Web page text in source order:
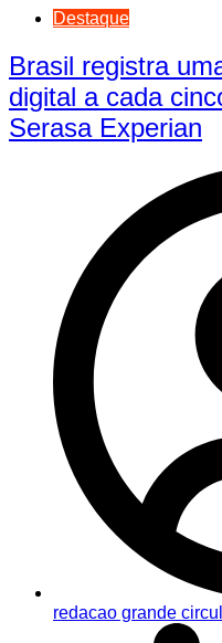
Destaque
Brasil registra
digital a cada
Serasa Experian
redacao grande